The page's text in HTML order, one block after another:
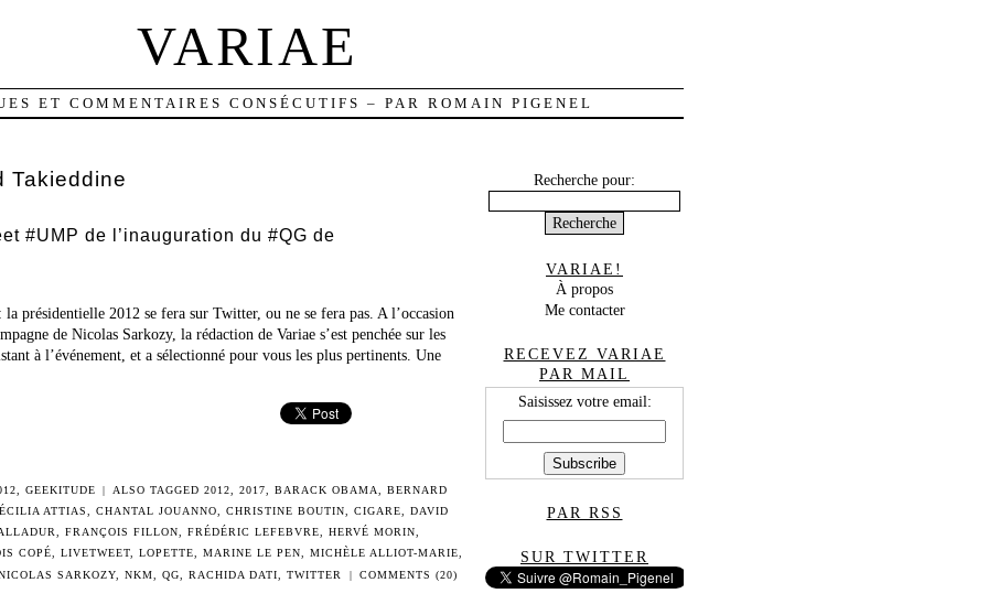
VARIAE
ET COMMENTAIRES CONSÉCUTIFS – PAR ROMAIN PIGENEL
Takieddine
#UMP de l’inauguration du #QG de
la présidentielle 2012 se fera sur Twitter, ou ne se fera pas. A l’occasion
de Nicolas Sarkozy, la rédaction de Variae s’est penchée sur les
à l’événement, et a sélectionné pour vous les plus pertinents. Une
GEEKITUDE | ALSO TAGGED2012 ,2017 ,BARACK OBAMA ,BERNARD
ATTIAS
CHANTAL JOUANNO CHRISTINE BOUTIN CIGARE
DAVID
FRANÇOIS FILLON FRÉDÉRIC LEFEBVRE HERVÉ MORIN
COPÉ
LIVETWEET, LOPETTE MARINE LE PEN MICHÈLE ALLIOT-MARIE
SARKOZY ,NKM ,QG ,RACHIDA DATI ,TWITTER | COMMENTS (20)
Recherche pour:
VARIAE!
À propos
Me contacter
RECEVEZ VARIAE
PAR MAIL
Saisissez votre email:
PAR RSS
SUR TWITTER